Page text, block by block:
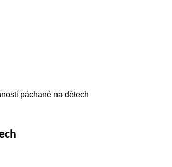
páchané na dětech